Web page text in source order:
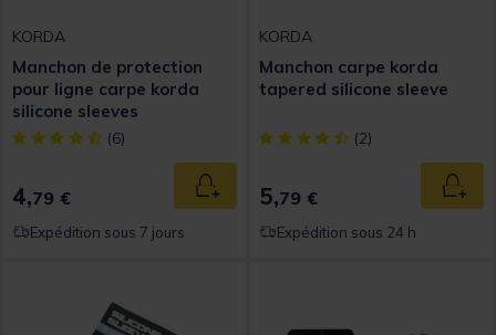
KORDA
Manchon de protection
pour ligne carpe korda
silicone sleeves
[object Object] out of 5 Customer Rating
(6)
4,79 € Ajouter au panier
Expédition sous 7 jours
KORDA
Manchon carpe korda
tapered silicone sleeve
[object Object] out of 5
(2)
5,79 €
Expédition sous 24 h